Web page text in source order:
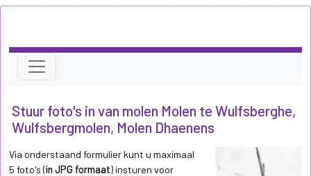
Stuur foto's in van molen Molen te Wulfsberghe,
Wulfsbergmolen, Molen Dhaenens
Via onderstaand formulier kunt u maximaal
5 foto's (in JPG formaat) insturen voor